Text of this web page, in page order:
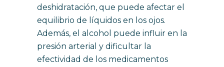
deshidratación, que puede afectar el
equilibrio de líquidos en los ojos.
Además, el alcohol puede influir en la
presión arterial y dificultar la
efectividad de los medicamentos